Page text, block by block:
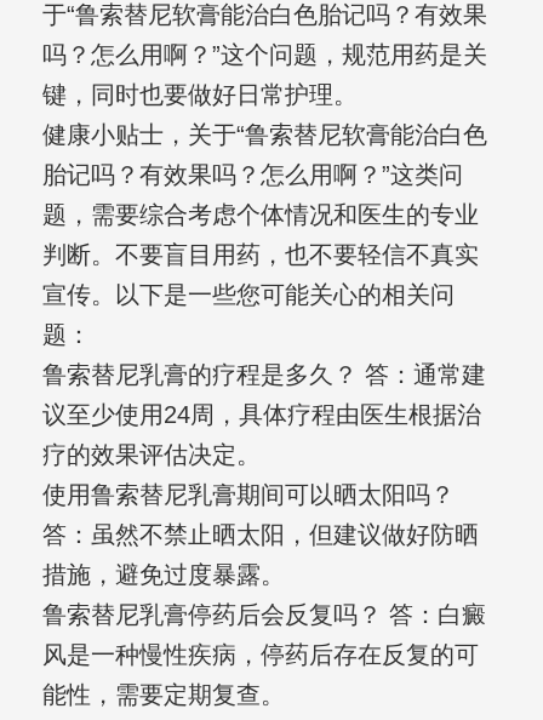
于“鲁索替尼软膏能治白色胎记吗？有效果
吗？怎么用啊？”这个问题，规范用药是关
键，同时也要做好日常护理。
健康小贴士，关于“鲁索替尼软膏能治白色
胎记吗？有效果吗？怎么用啊？”这类问
题，需要综合考虑个体情况和医生的专业
判断。不要盲目用药，也不要轻信不真实
宣传。以下是一些您可能关心的相关问
题：
鲁索替尼乳膏的疗程是多久？ 答：通常建
议至少使用24周，具体疗程由医生根据治
疗的效果评估决定。
使用鲁索替尼乳膏期间可以晒太阳吗？
答：虽然不禁止晒太阳，但建议做好防晒
措施，避免过度暴露。
鲁索替尼乳膏停药后会反复吗？ 答：白癜
风是一种慢性疾病，停药后存在反复的可
能性，需要定期复查。